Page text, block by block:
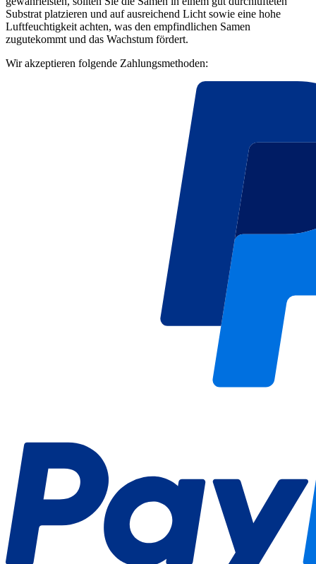
Substrat platzieren und auf ausreichend Licht sowie eine hohe
Luftfeuchtigkeit achten, was den empfindlichen Samen
zugutekommt und das Wachstum fördert.
Wir akzeptieren folgende Zahlungsmethoden: